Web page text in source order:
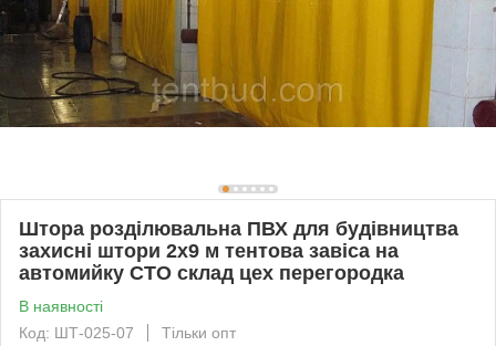
Штора розділювальна ПВХ для будівництва
захисні штори 2x9 м тентова завіса на
автомийку СТО склад цех перегородка
В наявності
Код: ШТ-025-07
Тільки опт